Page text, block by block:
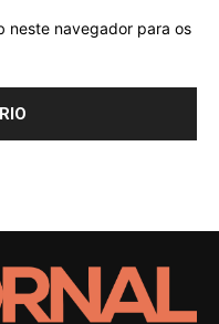
neste navegador para os